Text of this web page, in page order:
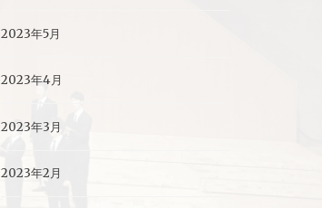
2023年5月
2023年4月
2023年3月
2023年2月